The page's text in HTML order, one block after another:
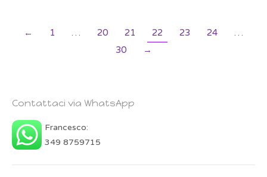
← 1 … 20 21 22 23 24
…
30
→
Contattaci via WhatsApp
Francesco:
349 8759715